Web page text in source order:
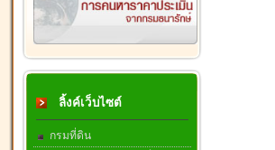
ลิ้งค์เว็บไซต์
กรมที่ดิน